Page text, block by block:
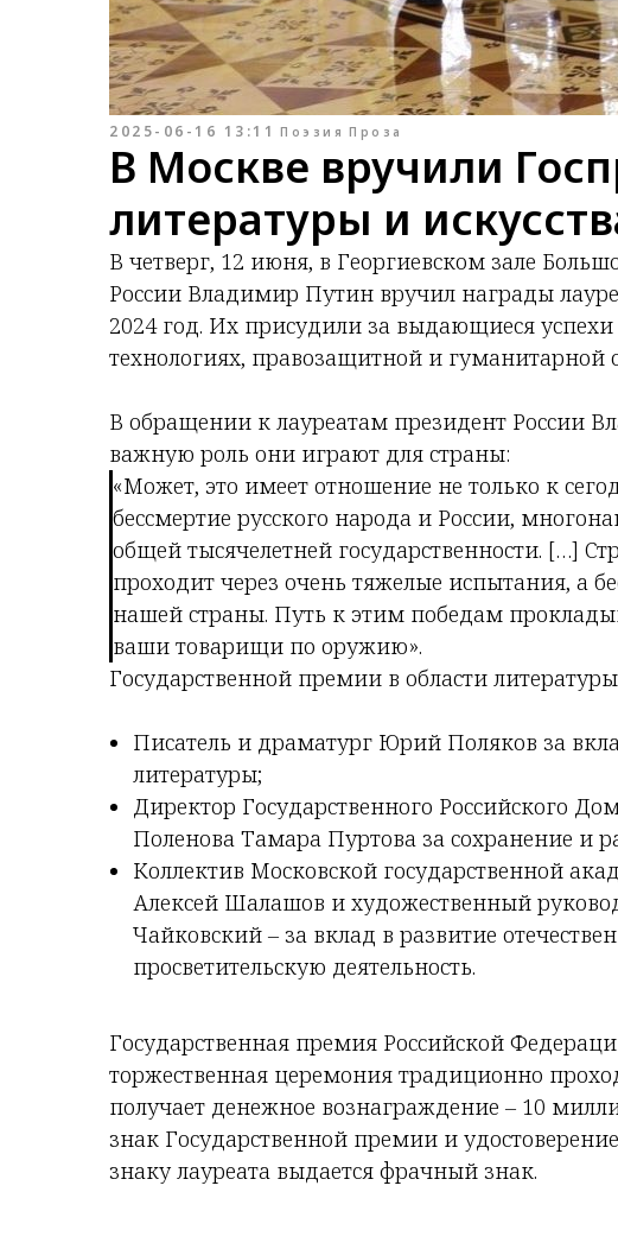
2025-06-16 13:11 Поэзия Проза
В Москве вручили
литературы и
В четверг, 12 июня, в Георгиевском зале
России Владимир Путин вручил награды
2024 год. Их присудили за выдающиеся успехи
технологиях, правозащитной и гуманитарной
В обращении к лауреатам президент России
важную роль они играют для страны:
«Может, это имеет отношение не только к
бессмертие русского народа и России,
общей тысячелетней государственности. […]
проходит через очень тяжелые испытания, а
нашей страны. Путь к этим победам
ваши товарищи по оружию».
Государственной премии в области
Писатель и драматург Юрий Поляков за
литературы;
Директор Государственного Российского
Поленова Тамара Пуртова за сохранение и
Коллектив Московской государственной
Алексей Шалашов и художественный
Чайковский – за вклад в развитие
просветительскую деятельность.
Государственная премия Российской
торжественная церемония традиционно
получает денежное вознаграждение – 10
знак Государственной премии и
знаку лауреата выдается фрачный знак.